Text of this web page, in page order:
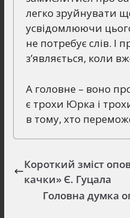
легко зруйнувати
усвідомлюючи
не потребує слів. І
з’являється, коли
А головне – воно
є трохи Юрка і
в тому, хто
Короткий зміст
качки» Є. Гуцала
Головна думка